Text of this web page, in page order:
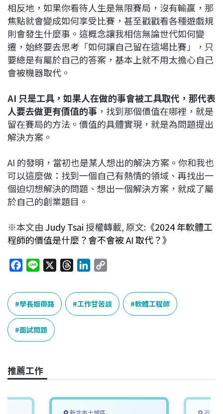
相反地，如果你看待人生是無限賽局，沒有輸贏，那
焦點就會變成如何享受比賽，甚至戳戳看各種遊戲規
則會發生什麼事。這概念讓我相信無論世代如何變
遷，始終要去思考「如何讓自己留在這場比賽」，只
要總是有屬於自己的答案，基本上就不用太擔心自己
會被機器取代。
AI 只是工具，如果人在做的事會被工具取代，那代表
人要去做更有價值的事 ，找到那個價值在哪裡，就是
留在賽局的方法。價值的具體實現，就是為問題提出
解決方案。
AI 的發明，當初也是某人想出的解決方案。你和我也
可以這麼做：找到一個自己有熱情的領域、再找出一
個迫切想解決的問題、想出一個解決方案，就成了屬
於自己的創業題目。
※本文由Judy Tsai授權轉載, 原文: 《2024 年軟體工
程師的價值是什麼？會不會被 AI 取代？》
c
e
b
o
o
n
e
r
e
a
n
k
e
p
y
L
學長姐帶路 工作甘苦談 軟體工程師
面試問題
推薦工作